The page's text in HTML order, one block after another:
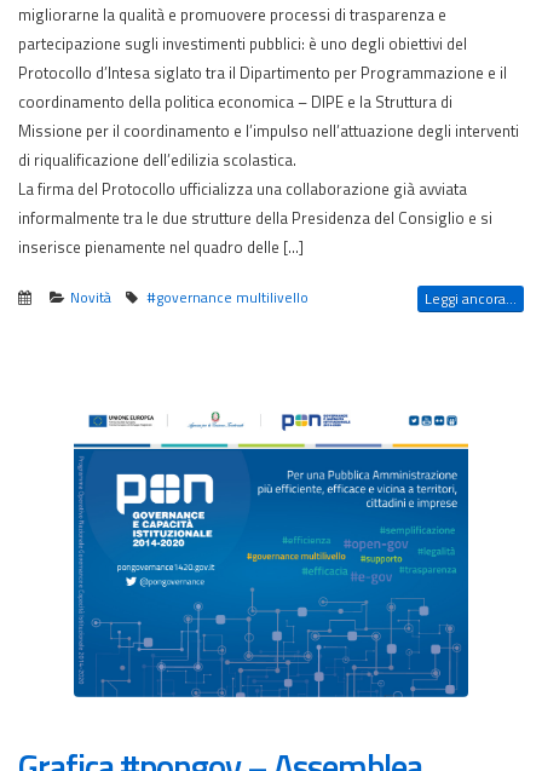
migliorarne la qualità e promuovere processi di trasparenza e
partecipazione sugli investimenti pubblici: è uno degli obiettivi del
Protocollo d’Intesa siglato tra il Dipartimento per Programmazione e il
coordinamento della politica economica – DIPE e la Struttura di
Missione per il coordinamento e l’impulso nell’attuazione degli interventi
di riqualificazione dell’edilizia scolastica.
La firma del Protocollo ufficializza una collaborazione già avviata
informalmente tra le due strutture della Presidenza del Consiglio e si
inserisce pienamente nel quadro delle […]
Novità #governance multilivello Leggi ancora...